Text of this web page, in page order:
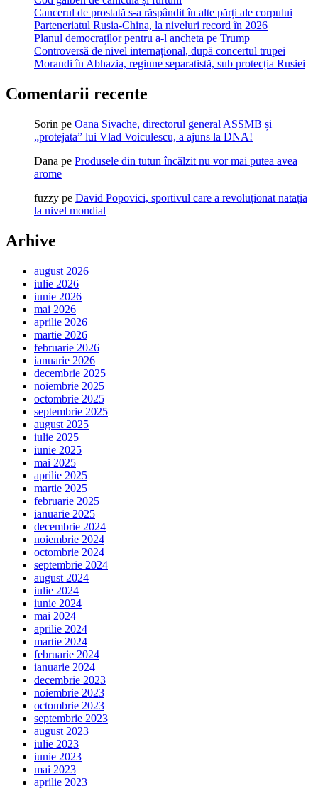
Cancerul de prostată s-a răspândit în alte părți ale corpului
Parteneriatul Rusia-China, la niveluri record în 2026
Planul democraților pentru a-l ancheta pe Trump
Controversă de nivel internațional, după concertul trupei
Morandi în Abhazia, regiune separatistă, sub protecția Rusiei
Comentarii recente
Sorin pe Oana Sivache, directorul general ASSMB și
„protejata” lui Vlad Voiculescu, a ajuns la DNA!
Dana pe Produsele din tutun încălzit nu vor mai putea avea
arome
fuzzy pe David Popovici, sportivul care a revoluționat natația
la nivel mondial
Arhive
august 2026
iulie 2026
iunie 2026
mai 2026
aprilie 2026
martie 2026
februarie 2026
ianuarie 2026
decembrie 2025
noiembrie 2025
octombrie 2025
septembrie 2025
august 2025
iulie 2025
iunie 2025
mai 2025
aprilie 2025
martie 2025
februarie 2025
ianuarie 2025
decembrie 2024
noiembrie 2024
octombrie 2024
septembrie 2024
august 2024
iulie 2024
iunie 2024
mai 2024
aprilie 2024
martie 2024
februarie 2024
ianuarie 2024
decembrie 2023
noiembrie 2023
octombrie 2023
septembrie 2023
august 2023
iulie 2023
iunie 2023
mai 2023
aprilie 2023